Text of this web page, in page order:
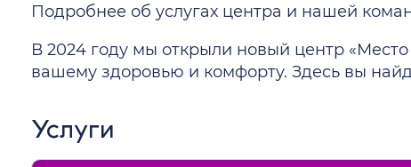
Подробнее об услугах центра и нашей
В 2024 году мы открыли новый центр
вашему здоровью и комфорту. Здесь вы
Услуги